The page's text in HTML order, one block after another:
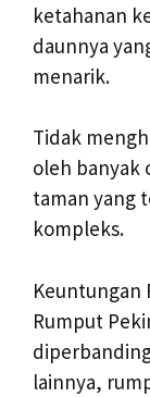
ketahanan
daunnya
menarik.
Tidak
oleh banyak
taman yang
kompleks.
Keuntungan
Rumput
lainnya,